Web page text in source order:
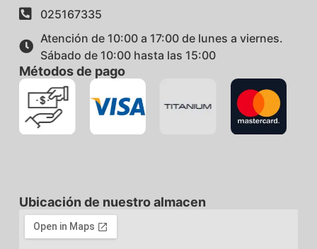
025167335
Atención de 10:00 a 17:00 de lunes a viernes.
Sábado de 10:00 hasta las 15:00
Métodos de pago
Ubicación de nuestro almacen